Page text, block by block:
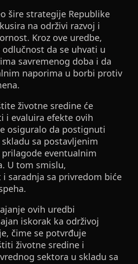
šire strategije Republike
na održivi razvoj i
Kroz ove uredbe,
odlučnost da se uhvati u
savremenog doba i da
naporima u borbi protiv
životne sredine će
i evaluira efekte ovih
osiguralo da postignuti
sa postavljenim
eventualnim
U tom smislu,
saradnja sa privredom biće
ovih uredbi
iskorak ka održivoj
čime se potvrđuje
životne sredine i
sektora u skladu sa